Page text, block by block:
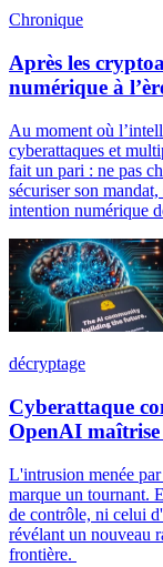
Chronique
Après les
numérique à
Au moment où
cyberattaques et
fait un pari : ne pas
sécuriser son
intention numérique
décryptage
Cyberattaque
OpenAI maîtrise
L'intrusion menée
marque un tournant.
de contrôle, ni celui
révélant un nouveau
frontière.